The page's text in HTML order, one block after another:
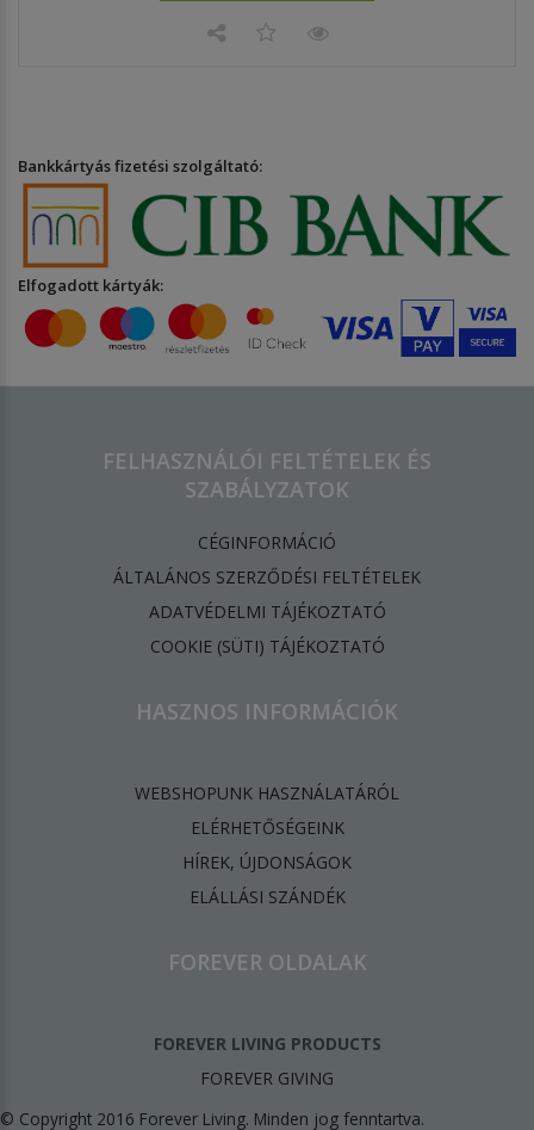
Bankkártyás fizetési szolgáltató:
Elfogadott kártyák:
FELHASZNÁLÓI FELTÉTELEK ÉS
SZABÁLYZATOK
CÉGINFORMÁCIÓ
ÁLTALÁNOS SZERZŐDÉSI FELTÉTELEK
ADATVÉDELMI TÁJÉKOZTATÓ
​COOKIE (SÜTI) TÁJÉKOZTATÓ
HASZNOS INFORMÁCIÓK
WEBSHOPUNK HASZNÁLATÁRÓL
ELÉRHETŐSÉGEINK
HÍREK, ÚJDONSÁGOK
ELÁLLÁSI SZÁNDÉK
FOREVER OLDALAK
FOREVER LIVING PRODUCTS
FOREVER GIVING
© Copyright 2016 Forever Living. Minden jog fenntartva.